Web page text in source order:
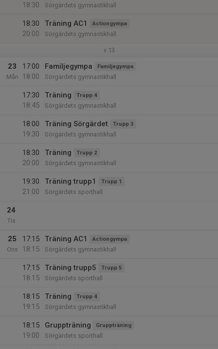
18:30
Sörgärdets gymnastikhall
18:30
20:00
Träning AC1 Actiongympa
Sörgärdets gymnastikhall
v.13
23
Mån
17:00
18:00
Familjegympa Familjegympa
Sörgärdets gymnastikhall
17:30
18:45
Träning Trupp 4
Sörgärdets gymnastikhall
18:00
19:30
Träning Sörgärdet Trupp 3
Sörgärdets gymnastikhall
18:30
20:00
Träning Trupp 2
Sörgärdets gymnastikhall
19:30
21:00
Träning trupp1 Trupp 1
Sörgärdets sporthall
24
Tis
25
Ons
17:15
18:15
Träning AC1 Actiongympa
Sörgärdets gymnastikhall
17:15
18:15
Träning trupp5 Trupp 5
Sörgärdets sporthall
18:15
19:15
Träning Trupp 4
Sörgärdets gymnastikhall
18:15
19:00
Gruppträning Gruppträning
Sörgärdets sporthall